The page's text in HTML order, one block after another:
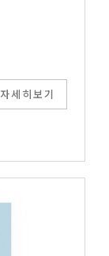
자세히보기